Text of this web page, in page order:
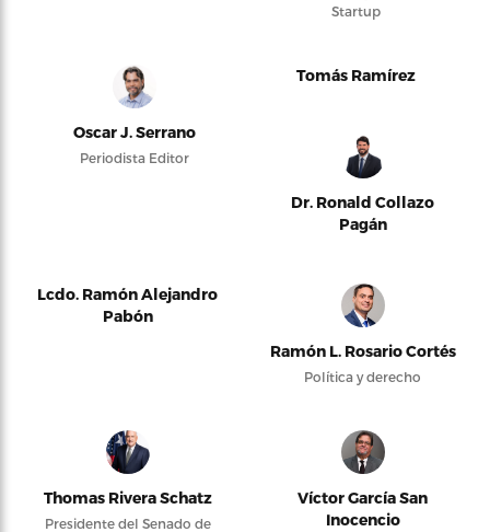
Startup
Oscar J. Serrano
Periodista Editor
Tomás Ramírez
Dr. Ronald Collazo
Pagán
Lcdo. Ramón Alejandro
Pabón
Ramón L. Rosario Cortés
Política y derecho
Thomas Rivera Schatz
Presidente del Senado de
Víctor García San
Inocencio